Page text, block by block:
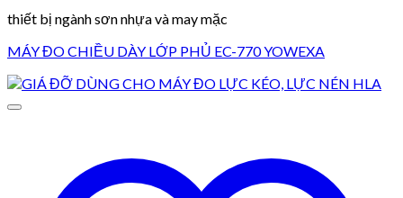
thiết bị ngành sơn nhựa và may mặc
MÁY ĐO CHIỀU DÀY LỚP PHỦ EC-770 YOWEXA